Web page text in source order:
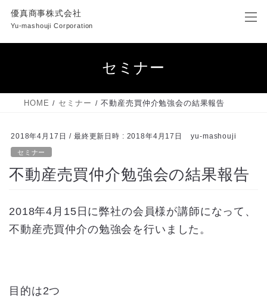
ン
キ
ー
に
優真商事株式会社
Yu-mashouji Corporation
セミナー
HOME セミナー 不動産売買仲介勉強会の結果報告
2018年4月17日 / 最終更新日時 : 2018年4月17日 yu-mashouji
セミナー
不動産売買仲介勉強会の結果報告
2018年4月15日に弊社の会員様が講師になって、
不動産売買仲介の勉強会を行いました。
目的は2つ